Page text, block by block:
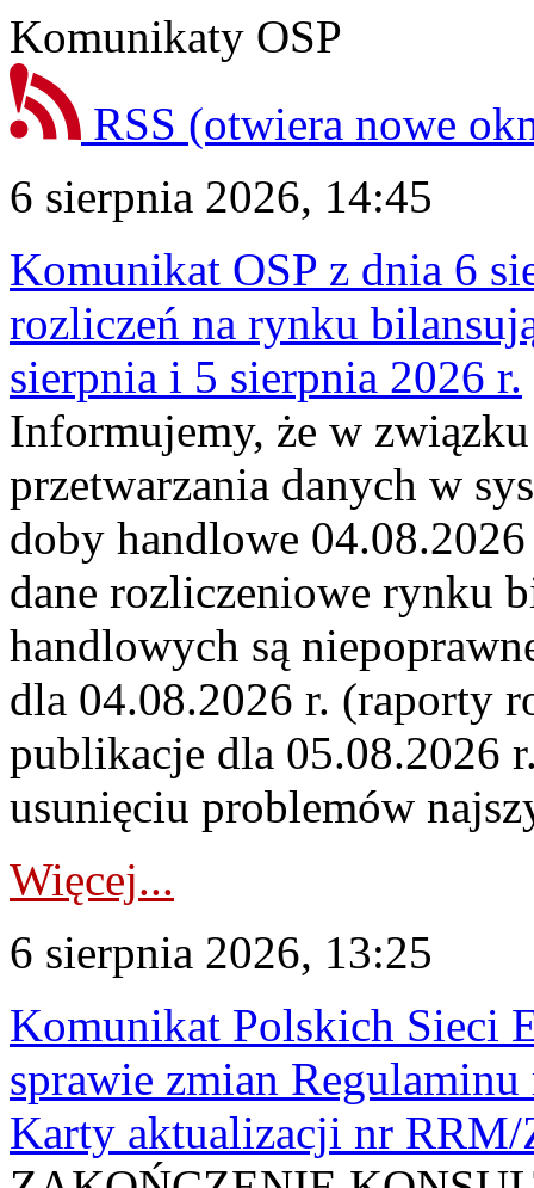
Komunikaty OSP
RSS (otwiera nowe
6 sierpnia 2026, 14:45
Komunikat OSP z dnia 6
rozliczeń na rynku
sierpnia i 5 sierpnia 2026 r.
Informujemy, że w
przetwarzania danych w
doby handlowe
dane rozliczeniowe rynku
handlowych są
dla 04.08.2026 r. (raporty
publikacje dla 05.08.2026
usunięciu problemów
Więcej...
6 sierpnia 2026, 13:25
Komunikat Polskich Sieci
sprawie zmian
Karty aktualizacji nr